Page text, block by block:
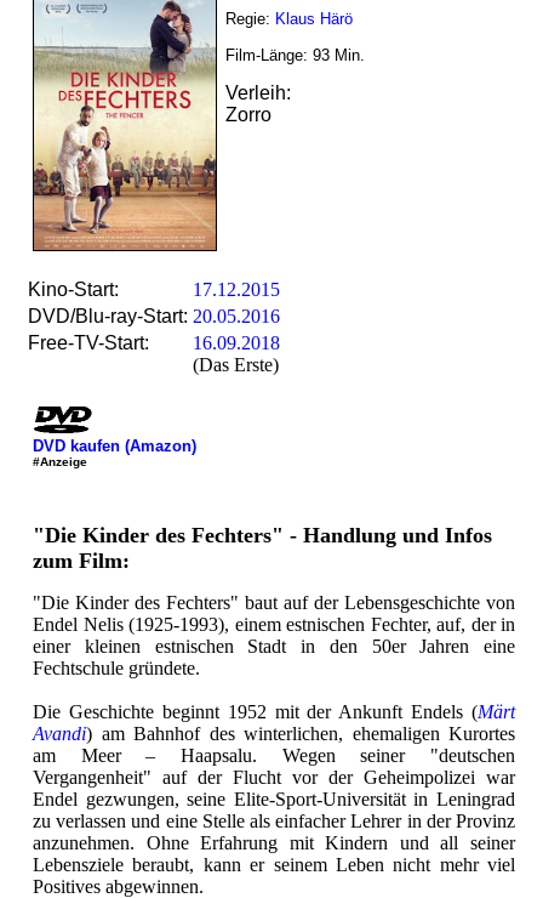
Regie: Klaus Härö
Film-Länge: 93 Min.
Verleih:
Zorro
Kino-Start:
17.12.2015
DVD/Blu-ray-Start: 20.05.2016
Free-TV-Start:
16.09.2018
(Das Erste)
DVD kaufen (Amazon)
#Anzeige
"Die Kinder des Fechters" - Handlung und Infos
zum Film:
"Die Kinder des Fechters" baut auf der Lebensgeschichte von
Endel Nelis (1925-1993), einem estnischen Fechter, auf, der in
einer kleinen estnischen Stadt in den 50er Jahren eine
Fechtschule gründete.
Die Geschichte beginnt 1952 mit der Ankunft Endels (Märt
Avandi) am Bahnhof des winterlichen, ehemaligen Kurortes
am Meer – Haapsalu. Wegen seiner "deutschen
Vergangenheit" auf der Flucht vor der Geheimpolizei war
Endel gezwungen, seine Elite-Sport-Universität in Leningrad
zu verlassen und eine Stelle als einfacher Lehrer in der Provinz
anzunehmen. Ohne Erfahrung mit Kindern und all seiner
Lebensziele beraubt, kann er seinem Leben nicht mehr viel
Positives abgewinnen.